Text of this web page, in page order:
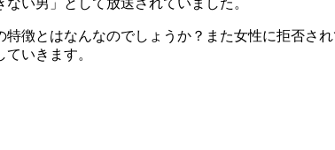
ない男」として放送されていました。
特徴とはなんなのでしょうか？また女性に拒否さ
いきます。